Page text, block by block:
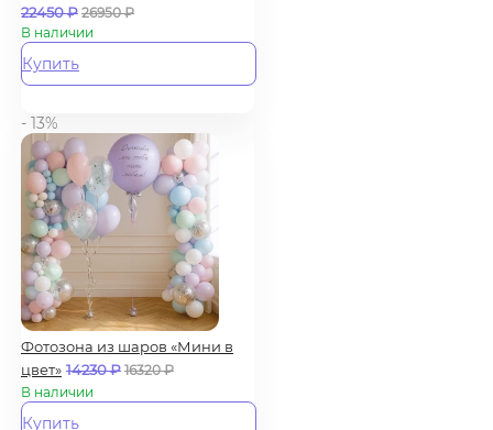
22450₽ 26950₽
В наличии
Купить
- 13%
Фотозона из шаров «Мини в
цвет» 14230₽ 16320₽
В наличии
Купить